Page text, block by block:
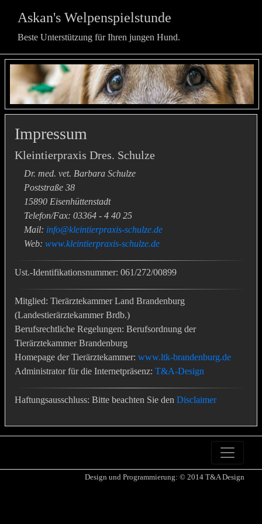
Askan's Welpenspielstunde
Beste Unterstützung für Ihren jungen Hund.
Impressum
Kleintierpraxis Dres. Schulze
Dr. med. vet. Barbara Schulze
Poststraße 38
15890 Eisenhüttenstadt
Telefon/Fax: 03364 - 4 40 25
Mail: info@kleintierpraxis-schulze.de
Web: www.kleintierpraxis-schulze.de
Ust.-Identifikationsnummer: 061/272/00899
Mitglied: Tierärztekammer Land Brandenburg
(Landestierärztekammer Brdb.)
Berufsrechtliche Regelungen: Berufsordnung der
Tierärztekammer Brandenburg
Homepage der Tierärztekammer: www.ltk-brandenburg.de
Administrator für die Internetpräsenz: T&A-Design
Haftungsausschluss: Bitte beachten Sie den Disclaimer
Design und Programmierung: © 2014 T&A Design